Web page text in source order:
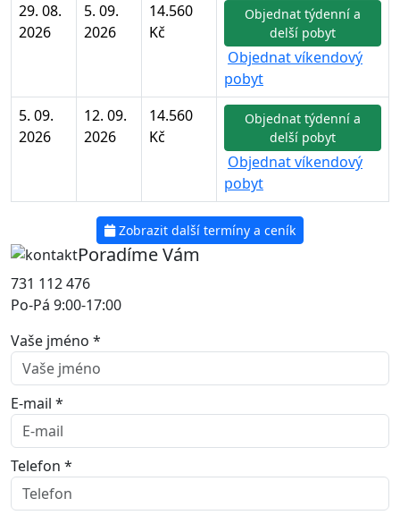
29. 08.
2026
5. 09.
2026
14.560
Kč
Objednat týdenní a
delší pobyt
Objednat víkendový
pobyt
5. 09.
2026
12. 09.
2026
14.560
Kč
Objednat týdenní a
delší pobyt
Objednat víkendový
pobyt
Zobrazit další termíny a ceník
Poradíme Vám
731 112 476
Po-Pá 9:00-17:00
Vaše jméno *
E-mail *
Telefon *